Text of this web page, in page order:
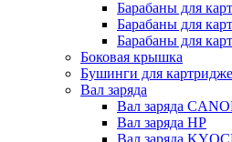
Барабаны для
Барабаны для
Барабаны для
Боковая крышка
Бушинги для
Вал заряда
Вал заряда
Вал заряда HP